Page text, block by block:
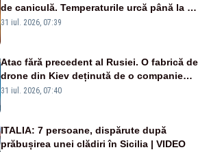
de caniculă. Temperaturile urcă până la 38
de grade, iar nopțile devin tropicale
31 iul. 2026, 07:39
Atac fără precedent al Rusiei. O fabrică de
drone din Kiev deținută de o companie
americană, distrusă de o rachetă
31 iul. 2026, 07:40
ITALIA: 7 persoane, dispărute după
prăbușirea unei clădiri în Sicilia | VIDEO